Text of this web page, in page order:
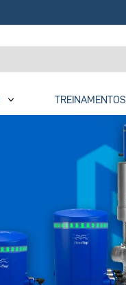
TREINAMENTOS